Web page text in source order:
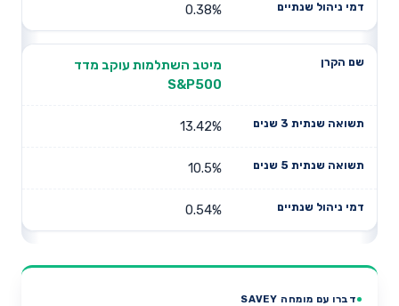
0.38%
מיטב השתלמות עוקב מדד
S&P500
13.42%
10.5%
0.54%
דברו עם מומחה SAVEY